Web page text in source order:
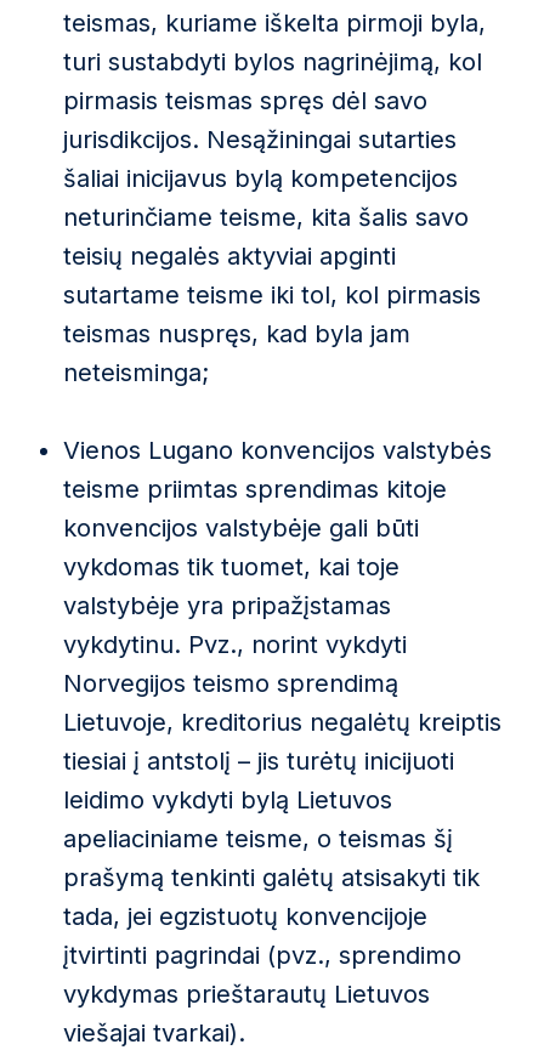
teismas, kuriame iškelta pirmoji byla,
turi sustabdyti bylos nagrinėjimą, kol
pirmasis teismas spręs dėl savo
jurisdikcijos. Nesąžiningai sutarties
šaliai inicijavus bylą kompetencijos
neturinčiame teisme, kita šalis savo
teisių negalės aktyviai apginti
sutartame teisme iki tol, kol pirmasis
teismas nuspręs, kad byla jam
neteisminga;
Vienos Lugano konvencijos valstybės
teisme priimtas sprendimas kitoje
konvencijos valstybėje gali būti
vykdomas tik tuomet, kai toje
valstybėje yra pripažįstamas
vykdytinu. Pvz., norint vykdyti
Norvegijos teismo sprendimą
Lietuvoje, kreditorius negalėtų kreiptis
tiesiai į antstolį – jis turėtų inicijuoti
leidimo vykdyti bylą Lietuvos
apeliaciniame teisme, o teismas šį
prašymą tenkinti galėtų atsisakyti tik
tada, jei egzistuotų konvencijoje
įtvirtinti pagrindai (pvz., sprendimo
vykdymas prieštarautų Lietuvos
viešajai tvarkai).